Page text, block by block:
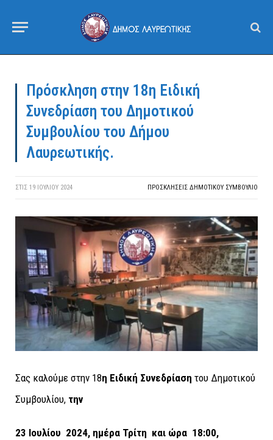
Πρόσκληση στην 18η Ειδική
Συνεδρίαση του Δημοτικού
Συμβουλίου του Δήμου
Λαυρεωτικής.
ΣΤΙΣ 19 ΙΟΥΛΊΟΥ 2024 ΠΡΟΣΚΛΉΣΕΙΣ ΔΗΜΟΤΙΚΟΎ ΣΥΜΒΟΎΛΙΟ
Σας καλούμε στην 18η Ειδική Συνεδρίαση του Δημοτικού
Συμβουλίου, την
23 Ιουλίου 2024, ημέρα Τρίτη και ώρα 18:00,